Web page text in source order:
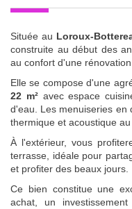
Située au Loroux-
construite au début des
au confort d'une
Elle se compose d'une
22 m²avec espace
d'eau. Les menuiseries en
thermique et acoustique au
À l'extérieur, vous
terrasse, idéale pour
et profiter des beaux jours.
Ce bien constitue une
achat, un